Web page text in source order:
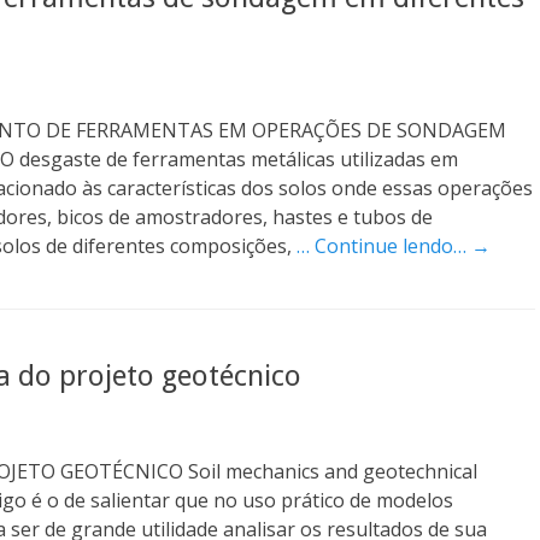
DE FERRAMENTAS EM OPERAÇÕES DE SONDAGEM
O desgaste de ferramentas metálicas utilizadas em
às características dos solos onde essas operações
bicos de amostradores, hastes e tubos de
de diferentes composições, … Continue lendo… →
do projeto geotécnico
GEOTÉCNICO Soil mechanics and geotechnical
é o de salientar que no uso prático de modelos
de grande utilidade analisar os resultados de sua